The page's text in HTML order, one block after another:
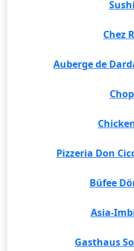
Chez
Auberge de
Pizzeria Don
Büfee
Asia-
Gasthaus